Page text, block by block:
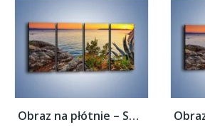
Obraz na płótnie – Spokojna tafla wody –...